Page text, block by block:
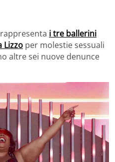
i tre ballerini
Lizzo per molestie sessuali
altre sei nuove denunce